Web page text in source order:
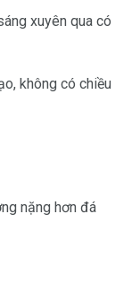
xuyên qua có
không có chiều
nặng hơn đá